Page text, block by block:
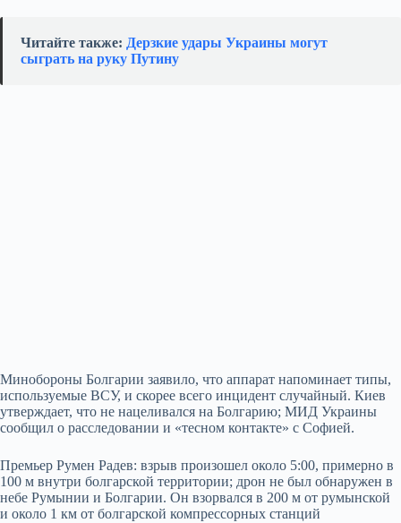
Читайте также: Дерзкие удары Украины могут
сыграть на руку Путину
Минобороны Болгарии заявило, что аппарат напоминает типы,
используемые ВСУ, и скорее всего инцидент случайный. Киев
утверждает, что не нацеливался на Болгарию; МИД Украины
сообщил о расследовании и «тесном контакте» с Софией.
Премьер Румен Радев: взрыв произошел около 5:00, примерно в
100 м внутри болгарской территории; дрон не был обнаружен в
небе Румынии и Болгарии. Он взорвался в 200 м от румынской
и около 1 км от болгарской компрессорных станций